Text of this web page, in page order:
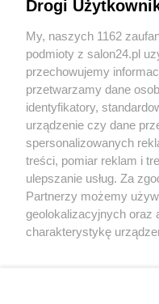
Sport
Społeczeństwo
Kultura
X Facebook
Drogi
My, naszych 1162
podmioty z salon24.pl
przechowujemy
przetwarzamy dane
identyfikatory,
urządzenie czy dane
spersonalizowanych
treści, pomiar reklam i
ulepszanie usług. Za
Partnerzy możemy
geolokalizacyjnych oraz
charakterystykę